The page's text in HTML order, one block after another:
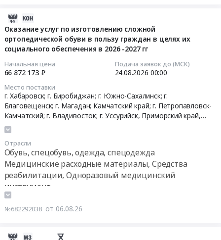
Оказание услуг по изготовлению сложной
ортопедической обуви в пользу граждан в целях их
социального обеспечения в 2026 -2027 гг
Начальная цена
66 872 173 ₽
Подача заявок до (МСК)
24.08.2026 00:00
Место поставки
г. Хабаровск; г. Биробиджан; г. Южно-Сахалинск; г.
Благовещенск; г. Магадан; Камчатский край; г. Петропавловск-
Камчатский; г. Владивосток; г. Уссурийск, Приморский край,
Хабаровский край
Магаданская область
Отрасли
Обувь, спецобувь, одежда, спецодежда
Медицинские расходные материалы, Средства
реабилитации, Одноразовый медицинский
инструмент
№682292038 от 06.08.26